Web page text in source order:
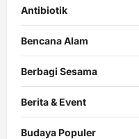
Antibiotik
Bencana Alam
Berbagi Sesama
Berita & Event
Budaya Populer